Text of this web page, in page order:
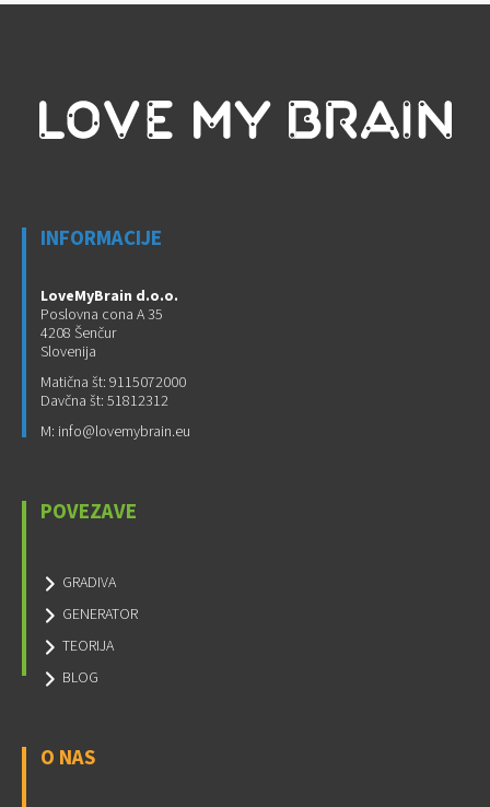
INFORMACIJE
LoveMyBrain d.o.o.
Poslovna cona A 35
4208 Šenčur
Slovenija
Matična št: 9115072000
Davčna št: 51812312
M: info@lovemybrain.eu
POVEZAVE
GRADIVA
GENERATOR
TEORIJA
BLOG
O NAS